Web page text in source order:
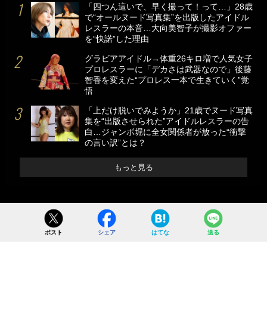
「四つん這いで、早く撮って！って…」28歳
で“オールヌード写真集”を出版したアイドル
レスラーの本音…大向美智子が撮影オファー
を“快諾”した理由
グラビアアイドル→体重26キロ増で人気女子
プロレスラーに「デカさは武器なので」後藤
智香を変えた“プロレス一本で生きていく”覚
悟
「上だけ脱いでみようか」21歳でヌード写真
集を“出版させられた”アイドルレスラーの告
白…ジャンボ堀に全女関係者が放った“衝撃
の言い訳”とは？
もっと見る
ポスト シェア はてな 送る